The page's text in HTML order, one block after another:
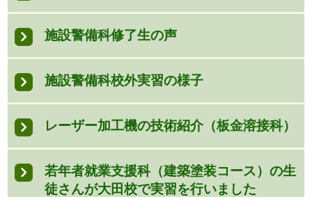
施設警備科修了生の声
施設警備科校外実習の様子
レーザー加工機の技術紹介（板金溶接科）
若年者就業支援科（建築塗装コース）の生
徒さんが大田校で実習を行いました